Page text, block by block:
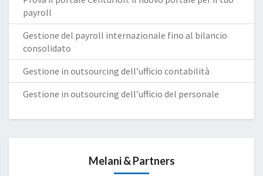
payroll
Gestione del payroll internazionale fino al bilancio
consolidato
Gestione in outsourcing dell’ufficio contabilità
Gestione in outsourcing dell’ufficio del personale
Melani & Partners